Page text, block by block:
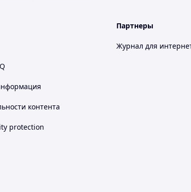
контента
protection
Партнеры
Журнал для